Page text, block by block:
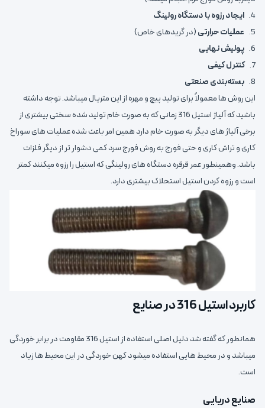
4. ایجاد رزوه با دستگاه رولینگ
5. عملیات حرارتی(در گریدهای خاص)
6. پولیش نهایی
7. کنترل کیفی
8. بسته‌بندی صنعتی
این روش ها معمولاً برای تولید پیچ و مهره از این متریال میباشد. توجه داشته
باشید که آلیاژ استیل 316 زمانی که به صورت خام تولید شده سختی بیشتری از
برخی آلیاژ های دیگر به صورت خام دارد همین امر باعث شده عملیات های سوراخ
کاری و تراش کاری و حتی فورج به روش فورج سرد کمی دشوار تر از دیگر فلزات
باشد. وهمینطور عمر قرقره دستگاه های رولینگی که استیل را رزوه میکنند کمتر
است و رزوه کردن استیل استحلاک بیشتری دارد.
کاربرد استیل 316 در صنایع
همانطور که گفته شد دلیل اصلی استفاده از استیل 316 مقاومت در برابر خوردگی
میباشد و در محیط هایی استفاده میشود کهن خوردگی در این محیط ها زیاد
است.
صنایع دریایی